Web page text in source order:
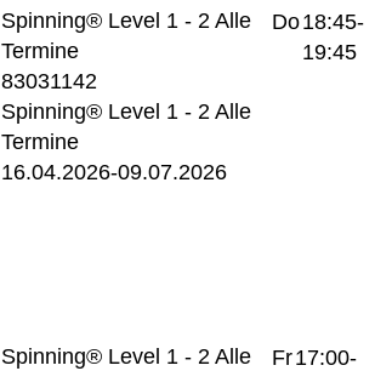
Spinning® Level 1 - 2 Alle
Termine
83031142
Spinning® Level 1 - 2 Alle
Termine
16.04.2026-09.07.2026
Do18:45-
19:45
Spinning® Level 1 - 2 Alle
Fr17:00-